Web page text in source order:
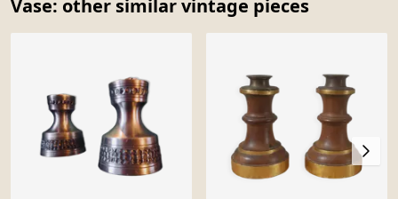
Vase: other similar vintage pieces